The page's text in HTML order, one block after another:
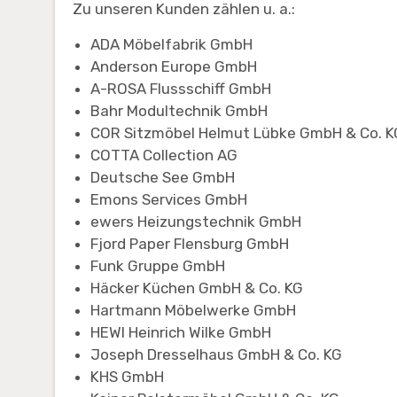
Zu unseren Kunden zählen u. a.:
ADA Möbelfabrik GmbH
Anderson Europe GmbH
A-ROSA Flussschiff GmbH
Bahr Modultechnik GmbH
COR Sitzmöbel Helmut Lübke GmbH & Co.
COTTA Collection AG
Deutsche See GmbH
Emons Services GmbH
ewers Heizungstechnik GmbH
Fjord Paper Flensburg GmbH
Funk Gruppe GmbH
Häcker Küchen GmbH & Co. KG
Hartmann Möbelwerke GmbH
HEWI Heinrich Wilke GmbH
Joseph Dresselhaus GmbH & Co. KG
KHS GmbH